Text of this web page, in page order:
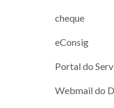
cheque
eConsig
Portal do
Webmail do